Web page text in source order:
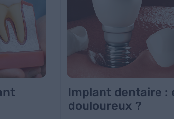
Implant dentaire :
douloureux ?